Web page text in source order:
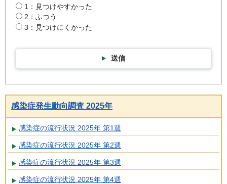
1：見つけやすかった
2：ふつう
3：見つけにくかった
送信
感染症発生動向調査 2025年
感染症の流行状況 2025年 第1週
感染症の流行状況 2025年 第2週
感染症の流行状況 2025年 第3週
感染症の流行状況 2025年 第4週